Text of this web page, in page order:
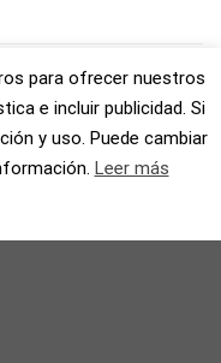
Wine
para ofrecer nuestros
e incluir publicidad. Si
y uso. Puede cambiar
Leer más